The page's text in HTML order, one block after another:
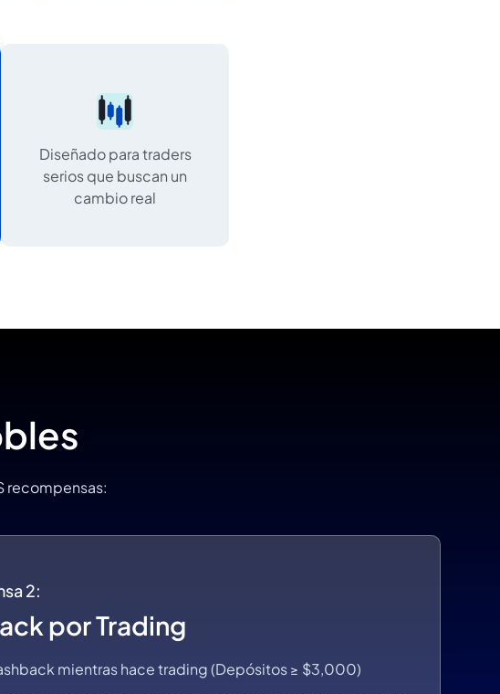
Diseñado para traders
serios que buscan un
cambio real
recompensas:
2:
por Trading
mientras hace trading (Depósitos ≥ $3,000)